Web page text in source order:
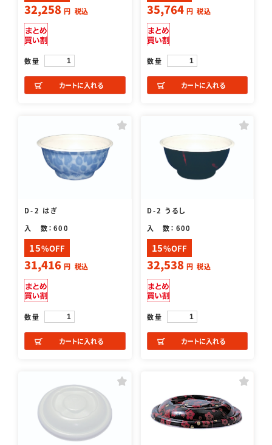
32,258 円 税込
数量
カートに入れる
35,764 円 税込
数量
カートに入れる
D-2 はぎ
入 数：600
15%OFF
31,416 円 税込
数量
カートに入れる
D-2 うるし
入 数：600
15%OFF
32,538 円 税込
数量
カートに入れる